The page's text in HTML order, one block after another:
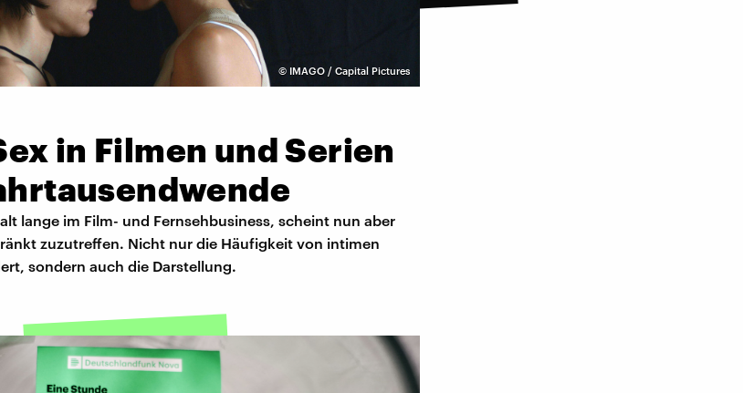
© IMAGO / Capital Pictures
in Filmen und Serien
lange im Film- und Fernsehbusiness, scheint nun aber
zuzutreffen. Nicht nur die Häufigkeit von intimen
sondern auch die Darstellung.